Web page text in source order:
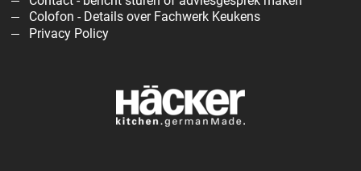
Colofon - Details over Fachwerk Keukens
Privacy Policy